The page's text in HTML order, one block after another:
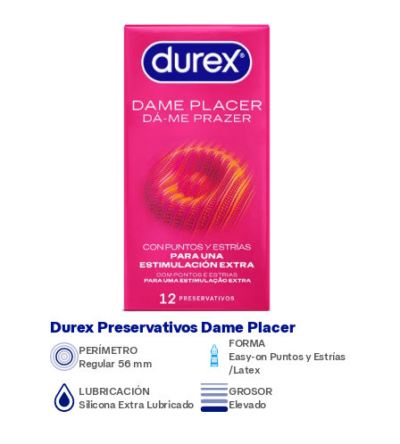
Durex Preservativos Dame Placer
PERÍMETRO
Regular 56 mm
FORMA
Easy-on Puntos y Estrías
/Latex
LUBRICACIÓN
Silicona Extra Lubricado
GROSOR
Elevado